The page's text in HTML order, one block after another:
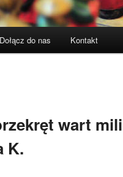
Dołącz do nas Kontakt
wart
K.